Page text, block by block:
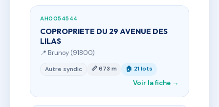
AH0054544
COPROPRIETE DU 29 AVENUE DES
LILAS
📍 Brunoy (91800)
Autre syndic 📏 673 m 🏠 21 lots
Voir la fiche →